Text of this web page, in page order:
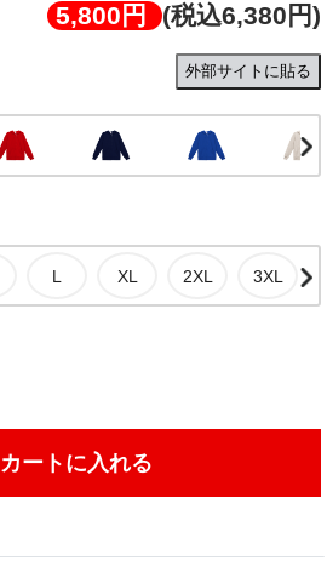
5,800円 (税込6,380円)
外部サイトに貼る
カートに入れる